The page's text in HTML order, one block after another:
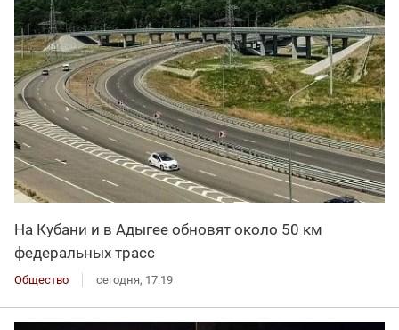
На Кубани и в Адыгее обновят около 50 км
федеральных трасс
Общество сегодня, 17:19